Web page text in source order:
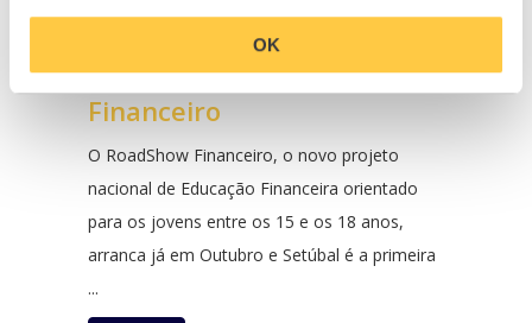
OK
Setúbal é a primeira cidade
a receber o Roadshow
Financeiro
O RoadShow Financeiro, o novo projeto
nacional de Educação Financeira orientado
para os jovens entre os 15 e os 18 anos,
arranca já em Outubro e Setúbal é a primeira
...